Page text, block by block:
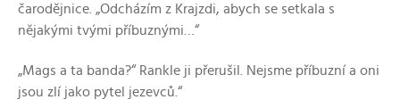
čarodějnice. „Odcházím z Krajzdi, abych se setkala s
nějakými tvými příbuznými…“
„Mags a ta banda?“ Rankle ji přerušil. Nejsme příbuzní a oni
jsou zlí jako pytel jezevců.“